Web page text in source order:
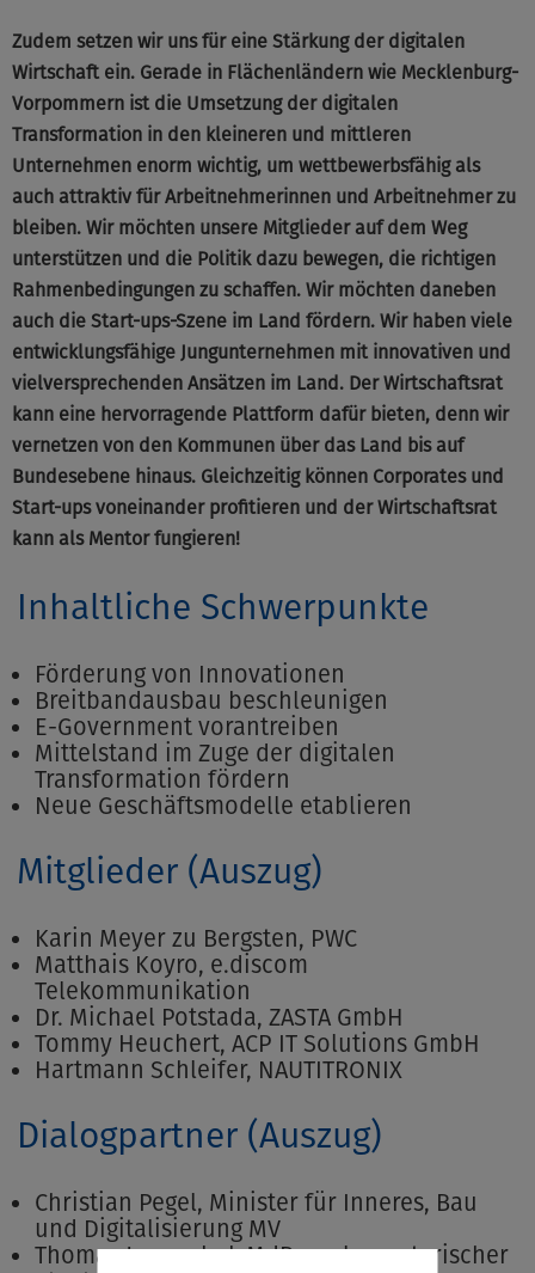
Zudem setzen wir uns für eine Stärkung der digitalen
Wirtschaft ein. Gerade in Flächenländern wie Mecklenburg-
Vorpommern ist die Umsetzung der digitalen
Transformation in den kleineren und mittleren
Unternehmen enorm wichtig, um wettbewerbsfähig als
auch attraktiv für Arbeitnehmerinnen und Arbeitnehmer zu
bleiben. Wir möchten unsere Mitglieder auf dem Weg
unterstützen und die Politik dazu bewegen, die richtigen
Rahmenbedingungen zu schaffen. Wir möchten daneben
auch die Start-ups-Szene im Land fördern. Wir haben viele
entwicklungsfähige Jungunternehmen mit innovativen und
vielversprechenden Ansätzen im Land. Der Wirtschaftsrat
kann eine hervorragende Plattform dafür bieten, denn wir
vernetzen von den Kommunen über das Land bis auf
Bundesebene hinaus. Gleichzeitig können Corporates und
Start-ups voneinander profitieren und der Wirtschaftsrat
kann als Mentor fungieren!
Inhaltliche Schwerpunkte
Förderung von Innovationen
Breitbandausbau beschleunigen
E-Government vorantreiben
Mittelstand im Zuge der digitalen
Transformation fördern
Neue Geschäftsmodelle etablieren
Mitglieder (Auszug)
Karin Meyer zu Bergsten, PWC
Matthais Koyro, e.discom
Telekommunikation
Dr. Michael Potstada, ZASTA GmbH
Tommy Heuchert, ACP IT Solutions GmbH
Hartmann Schleifer, NAUTITRONIX
Dialogpartner (Auszug)
Christian Pegel, Minister für Inneres, Bau
und Digitalisierung MV
Thomas Jarzombek MdB, parlamentarischer